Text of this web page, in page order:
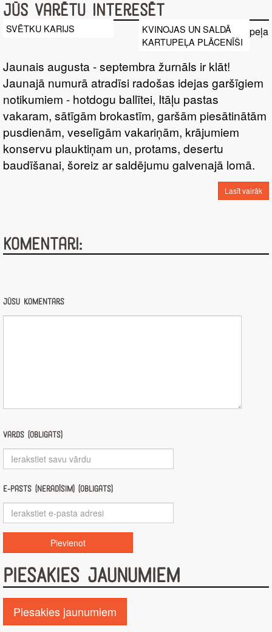
Jūs varētu interesēt
SVĒTKU KARIJS
KVINOJAS UN SALDĀ
KARTUPEĻA PLĀCENĪŠI
Jaunais augusta - septembra žurnāls ir klāt!
Jaunajā numurā atradīsi radošas idejas garšīgiem
notikumiem - hotdogu ballītei, Itāļu pastas
vakaram, sātīgām brokastīm, garšām piesātinātām
pusdienām, veselīgām vakariņām, krājumiem
konservu plauktiņam un, protams, desertu
baudīšanai, šoreiz ar saldējumu galvenajā lomā.
Lasīt vairāk
Komentāri:
Jūsu komentārs
Vārds (obligāts)
E-pasts (nerādīsim) (obligāts)
PIESAKIES JAUNUMIEM
Piesakies jaunumiem